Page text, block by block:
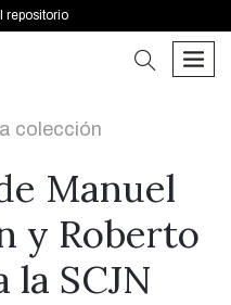
repositorio
buscar
colección
Manuel
y Roberto
la SCJN